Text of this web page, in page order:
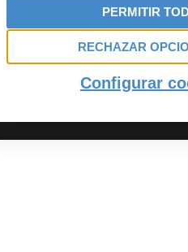
PERMITIR
RECHAZAR
Configurar
Contacto